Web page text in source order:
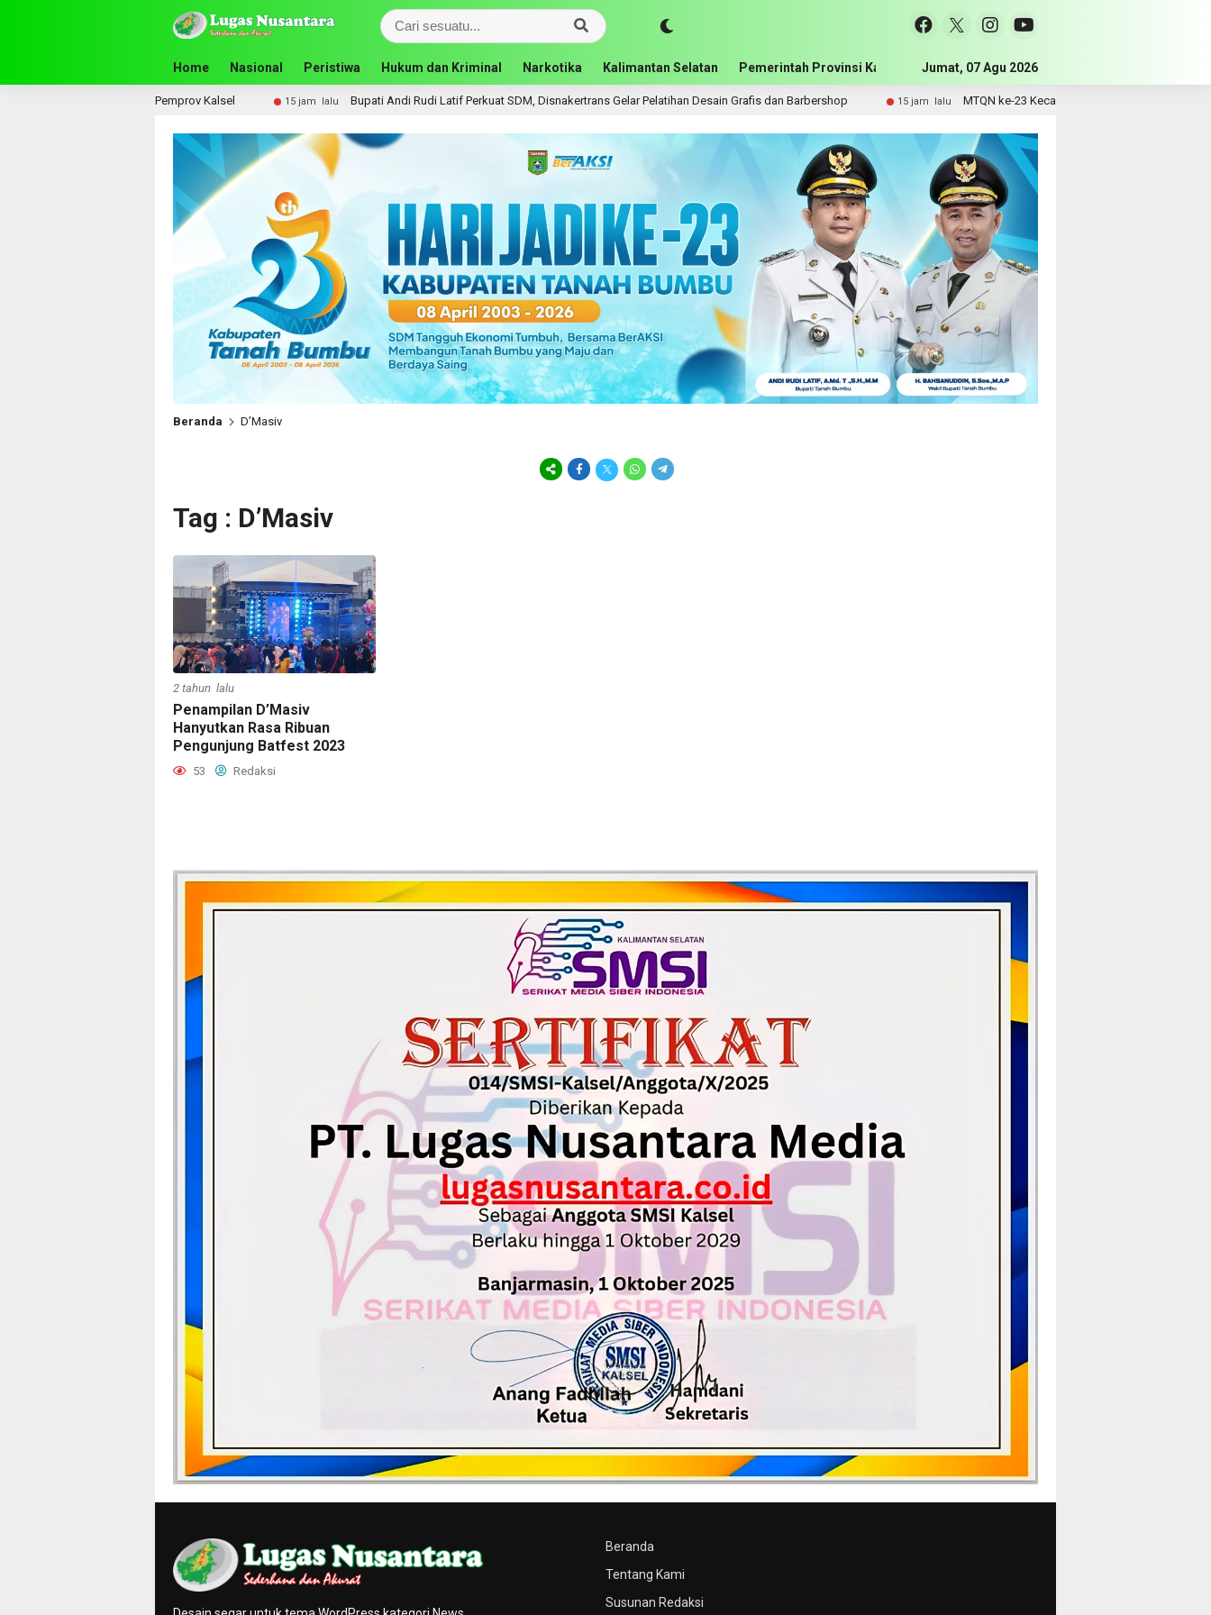
Home Nasional Peristiwa Hukum dan Kriminal Narkotika Kalimantan Selatan Pemerintah Provinsi Kalimantan Selatan Pemerintah Kabupaten Tanah
Jumat, 07 Agu 2026
Guru SMA ke Pemprov Kalsel 15 jam lalu Bupati Andi Rudi Latif Perkuat SDM, Disnakertrans Gelar Pelatihan Desain Grafis dan Barbershop 15 jam lalu MTQN ke-23 Kecamatan Simpang Empat Resmi Dibuka,
Beranda D’Masiv
Tag : D’Masiv
2 tahun lalu
Penampilan D’Masiv
Hanyutkan Rasa Ribuan
Pengunjung Batfest 2023
53 Redaksi
Beranda
Tentang Kami
Susunan Redaksi